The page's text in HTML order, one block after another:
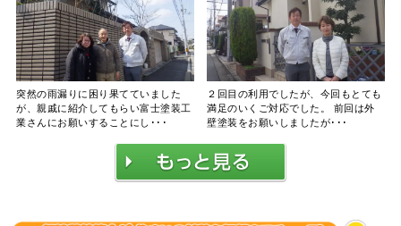
突然の雨漏りに困り果てていました
が、親戚に紹介してもらい富士塗装工
業さんにお願いすることにし･･･
２回目の利用でしたが、今回もとても
満足のいくご対応でした。 前回は外
壁塗装をお願いしましたが･･･